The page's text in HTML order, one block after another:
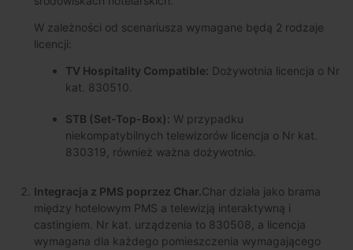
W zależności od scenariusza wymagane będą 2 rodzaje
licencji:
TV Hospitality Compatible: Dożywotnia licencja o Nr
kat. 830510.
STB (Set-Top-Box): W przypadku
niekompatybilnych telewizorów licencja o Nr kat.
830319, również ważna dożywotnio.
Integracja z PMS poprzez Char.Char działa jako brama
między hotelowym PMS a telewizją interaktywną i
castingiem. Nr kat. urządzenia to 830508, a licencja
wymagana dla każdego pomieszczenia wymagającego